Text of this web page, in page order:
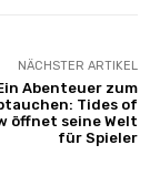
NÄCHSTER ARTIKEL
Abenteuer zum
Tides of
öffnet seine Welt
für Spieler